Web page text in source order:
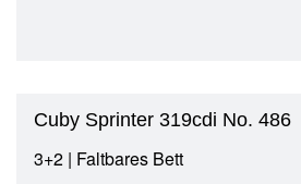
Cuby Sprinter 319cdi No. 486
3+2 | Faltbares Bett